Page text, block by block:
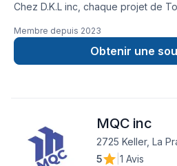
Chez D.K.L inc, chaque projet de
envers la qualité et la satisfaction
privilégions la transparence,
des relations de confiance avec
Membre depuis 2023
Obtenir une
MQC inc
2725 Keller, La
5
1 Avis